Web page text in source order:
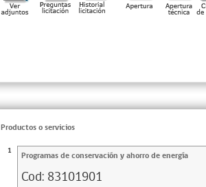
Productos o servicios
1 Programas de conservación y ahorro de energía
Cod: 83101901